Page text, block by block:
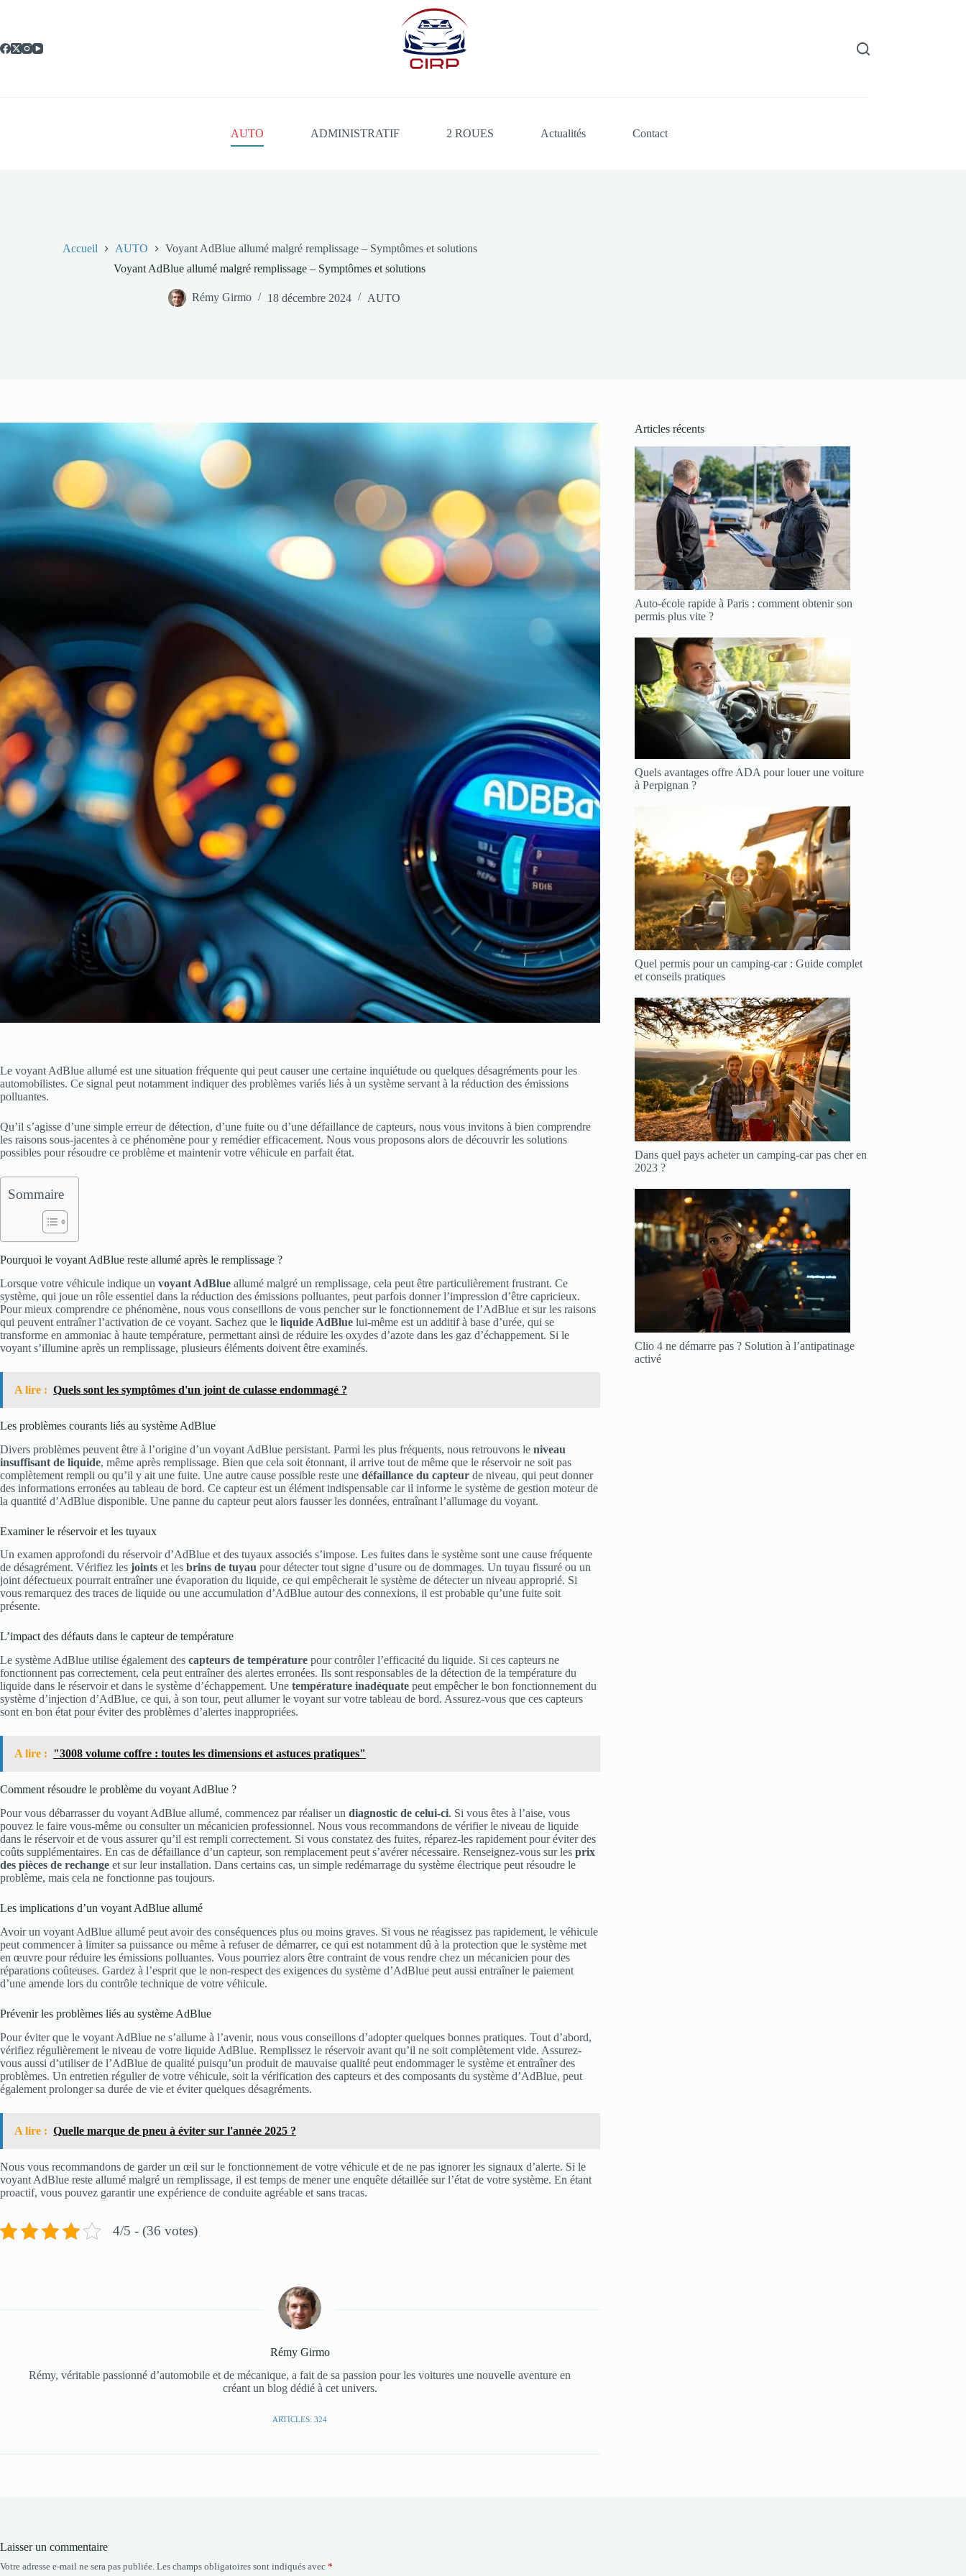
AUTO ADMINISTRATIF 2 ROUES Actualités Contact
Accueil AUTO
Voyant AdBlue allumé malgré remplissage – Symptômes et solutions
Voyant AdBlue allumé malgré remplissage – Symptômes et solutions
Rémy Girmo 18 décembre 2024 AUTO
Le voyant AdBlue allumé est une situation fréquente qui peut causer une certaine inquiétude ou quelques désagréments pour les
automobilistes. Ce signal peut notamment indiquer des problèmes variés liés à un système servant à la réduction des émissions
polluantes.
Qu’il s’agisse d’une simple erreur de détection, d’une fuite ou d’une défaillance de capteurs, nous vous invitons à bien comprendre
les raisons sous-jacentes à ce phénomène pour y remédier efficacement. Nous vous proposons alors de découvrir les solutions
possibles pour résoudre ce problème et maintenir votre véhicule en parfait état.
Sommaire
Pourquoi le voyant AdBlue reste allumé après le remplissage ?
Lorsque votre véhicule indique un voyant AdBlue allumé malgré un remplissage, cela peut être particulièrement frustrant. Ce
système, qui joue un rôle essentiel dans la réduction des émissions polluantes, peut parfois donner l’impression d’être capricieux.
Pour mieux comprendre ce phénomène, nous vous conseillons de vous pencher sur le fonctionnement de l’AdBlue et sur les raisons
qui peuvent entraîner l’activation de ce voyant. Sachez que le liquide AdBlue lui-même est un additif à base d’urée, qui se
transforme en ammoniac à haute température, permettant ainsi de réduire les oxydes d’azote dans les gaz d’échappement. Si le
voyant s’illumine après un remplissage, plusieurs éléments doivent être examinés.
A lire : Quels sont les symptômes d'un joint de culasse endommagé ?
Les problèmes courants liés au système AdBlue
Divers problèmes peuvent être à l’origine d’un voyant AdBlue persistant. Parmi les plus fréquents, nous retrouvons le niveau
insuffisant de liquide, même après remplissage. Bien que cela soit étonnant, il arrive tout de même que le réservoir ne soit pas
complètement rempli ou qu’il y ait une fuite. Une autre cause possible reste une défaillance du capteur de niveau, qui peut donner
des informations erronées au tableau de bord. Ce capteur est un élément indispensable car il informe le système de gestion moteur de
la quantité d’AdBlue disponible. Une panne du capteur peut alors fausser les données, entraînant l’allumage du voyant.
Examiner le réservoir et les tuyaux
Un examen approfondi du réservoir d’AdBlue et des tuyaux associés s’impose. Les fuites dans le système sont une cause fréquente
de désagrément. Vérifiez les joints et les brins de tuyau pour détecter tout signe d’usure ou de dommages. Un tuyau fissuré ou un
joint défectueux pourrait entraîner une évaporation du liquide, ce qui empêcherait le système de détecter un niveau approprié. Si
vous remarquez des traces de liquide ou une accumulation d’AdBlue autour des connexions, il est probable qu’une fuite soit
présente.
L’impact des défauts dans le capteur de température
Le système AdBlue utilise également des capteurs de température pour contrôler l’efficacité du liquide. Si ces capteurs ne
fonctionnent pas correctement, cela peut entraîner des alertes erronées. Ils sont responsables de la détection de la température du
liquide dans le réservoir et dans le système d’échappement. Une température inadéquate peut empêcher le bon fonctionnement du
système d’injection d’AdBlue, ce qui, à son tour, peut allumer le voyant sur votre tableau de bord. Assurez-vous que ces capteurs
sont en bon état pour éviter des problèmes d’alertes inappropriées.
A lire : "3008 volume coffre : toutes les dimensions et astuces pratiques"
Comment résoudre le problème du voyant AdBlue ?
Pour vous débarrasser du voyant AdBlue allumé, commencez par réaliser un diagnostic de celui-ci. Si vous êtes à l’aise, vous
pouvez le faire vous-même ou consulter un mécanicien professionnel. Nous vous recommandons de vérifier le niveau de liquide
dans le réservoir et de vous assurer qu’il est rempli correctement. Si vous constatez des fuites, réparez-les rapidement pour éviter des
coûts supplémentaires. En cas de défaillance d’un capteur, son remplacement peut s’avérer nécessaire. Renseignez-vous sur les prix
des pièces de rechange et sur leur installation. Dans certains cas, un simple redémarrage du système électrique peut résoudre le
problème, mais cela ne fonctionne pas toujours.
Les implications d’un voyant AdBlue allumé
Avoir un voyant AdBlue allumé peut avoir des conséquences plus ou moins graves. Si vous ne réagissez pas rapidement, le véhicule
peut commencer à limiter sa puissance ou même à refuser de démarrer, ce qui est notamment dû à la protection que le système met
en œuvre pour réduire les émissions polluantes. Vous pourriez alors être contraint de vous rendre chez un mécanicien pour des
réparations coûteuses. Gardez à l’esprit que le non-respect des exigences du système d’AdBlue peut aussi entraîner le paiement
d’une amende lors du contrôle technique de votre véhicule.
Prévenir les problèmes liés au système AdBlue
Pour éviter que le voyant AdBlue ne s’allume à l’avenir, nous vous conseillons d’adopter quelques bonnes pratiques. Tout d’abord,
vérifiez régulièrement le niveau de votre liquide AdBlue. Remplissez le réservoir avant qu’il ne soit complètement vide. Assurez-
vous aussi d’utiliser de l’AdBlue de qualité puisqu’un produit de mauvaise qualité peut endommager le système et entraîner des
problèmes. Un entretien régulier de votre véhicule, soit la vérification des capteurs et des composants du système d’AdBlue, peut
également prolonger sa durée de vie et éviter quelques désagréments.
A lire : Quelle marque de pneu à éviter sur l'année 2025 ?
Nous vous recommandons de garder un œil sur le fonctionnement de votre véhicule et de ne pas ignorer les signaux d’alerte. Si le
voyant AdBlue reste allumé malgré un remplissage, il est temps de mener une enquête détaillée sur l’état de votre système. En étant
proactif, vous pouvez garantir une expérience de conduite agréable et sans tracas.
4/5 - (36 votes)
Rémy Girmo
Rémy, véritable passionné d’automobile et de mécanique, a fait de sa passion pour les voitures une nouvelle aventure en
créant un blog dédié à cet univers.
ARTICLES: 324
Articles récents
Auto-école rapide à Paris : comment obtenir son
permis plus vite ?
Quels avantages offre ADA pour louer une voiture
à Perpignan ?
Quel permis pour un camping-car : Guide complet
et conseils pratiques
Dans quel pays acheter un camping-car pas cher en
2023 ?
Clio 4 ne démarre pas ? Solution à l’antipatinage
activé
Laisser un commentaire
Votre adresse e-mail ne sera pas publiée. Les champs obligatoires sont indiqués avec *